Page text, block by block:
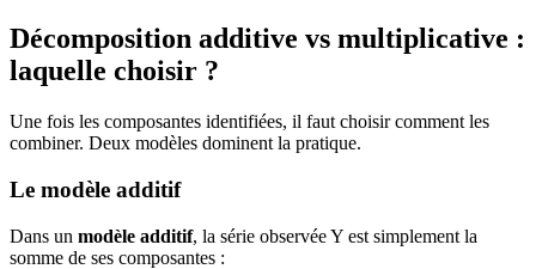
Décomposition additive vs multiplicative :
laquelle choisir ?
Une fois les composantes identifiées, il faut choisir comment les
combiner. Deux modèles dominent la pratique.
Le modèle additif
Dans un modèle additif, la série observée Y est simplement la
somme de ses composantes :